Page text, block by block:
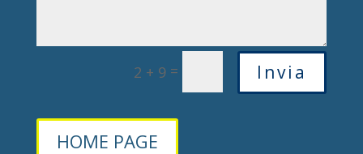
2 + 9 = Invia
HOME PAGE